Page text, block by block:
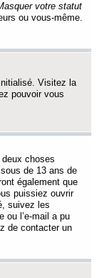
votre statut
ou vous-même.
Visitez la
pouvoir vous
choses
de 13 ans de
également que
puissiez ouvrir
suivez les
ou l’e-mail a pu
de contacter un